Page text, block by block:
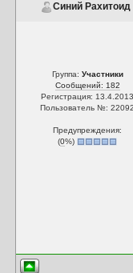
Синий Рахитоид
Группа: Участники
Сообщений: 182
Регистрация: 13.4.2013
Пользователь №: 22092
Предупреждения:
(0%)